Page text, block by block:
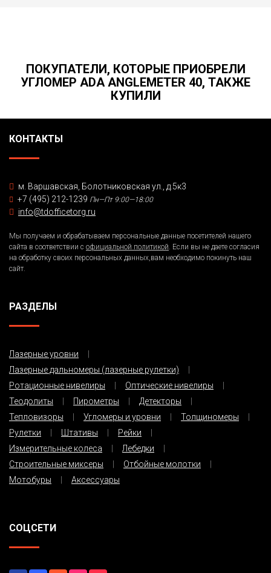
ПОКУПАТЕЛИ, КОТОРЫЕ ПРИОБРЕЛИ
УГЛОМЕР ADA ANGLEMETER 40, ТАКЖЕ
КУПИЛИ
КОНТАКТЫ
м. Варшавская, Болотниковская ул., д.5к3
+7 (495) 212-1239 Пн—Пт 9:00—18:00
info@tdofficetorg.ru
Мы получаем и обрабатываем персональные данные посетителей нашего
сайта в соответствии с официальной политикой. Если вы не даете согласия
на обработку своих персональных данных,вам необходимо покинуть наш
сайт.
РАЗДЕЛЫ
Лазерные уровни
Лазерные дальномеры (лазерные рулетки)
Ротационные нивелиры
Оптические нивелиры
Теодолиты
Пирометры
Детекторы
Тепловизоры
Угломеры и уровни
Толщиномеры
Рулетки
Штативы
Рейки
Измерительные колеса
Лебедки
Строительные миксеры
Отбойные молотки
Мотобуры
Аксессуары
СОЦСЕТИ